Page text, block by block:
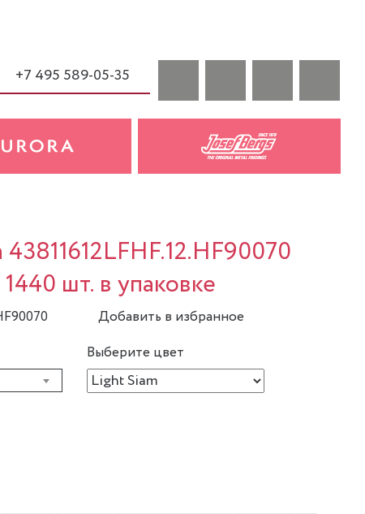
+7 495 589-05-35
шт. в упаковке
Добавить в избранное
Выберите цвет